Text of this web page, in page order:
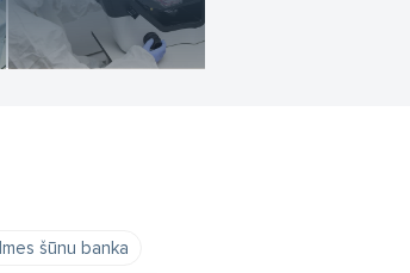
šūnu banka